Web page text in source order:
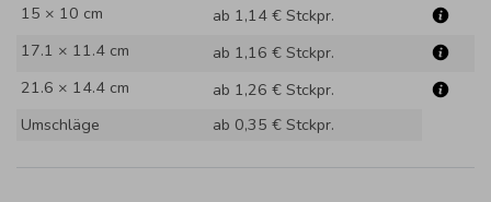
15 × 10 cm
ab 1,14 € Stckpr.
17.1 × 11.4 cm
ab 1,16 € Stckpr.
21.6 × 14.4 cm
ab 1,26 € Stckpr.
Umschläge
ab 0,35 € Stckpr.